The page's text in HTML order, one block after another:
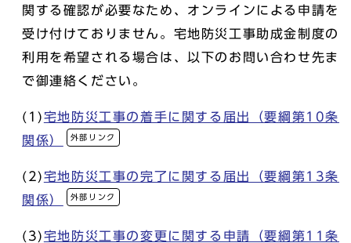
関する確認が必要なため、オンラインによる申請を
受け付けておりません。宅地防災工事助成金制度の
利用を希望される場合は、以下のお問い合わせ先ま
で御連絡ください。
(1)宅地防災工事の着手に関する届出（要綱第10条
関係）
外部リンク
(2)宅地防災工事の完了に関する届出（要綱第13条
関係）
外部リンク
(3)宅地防災工事の変更に関する申請（要綱第11条